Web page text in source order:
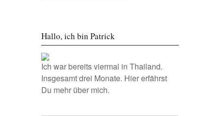
Hallo, ich bin Patrick
Ich war bereits viermal in Thailand.
Insgesamt drei Monate. Hier erfährst
Du mehr über mich.